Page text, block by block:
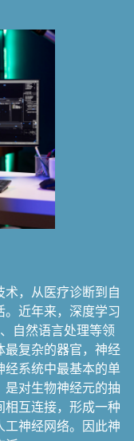
，从医疗诊断到自
。近年来，深度学习
自然语言处理等领
最复杂的器官，神经
经系统中最基本的单
是对生物神经元的抽
相互连接，形成一种
工神经网络。因此神